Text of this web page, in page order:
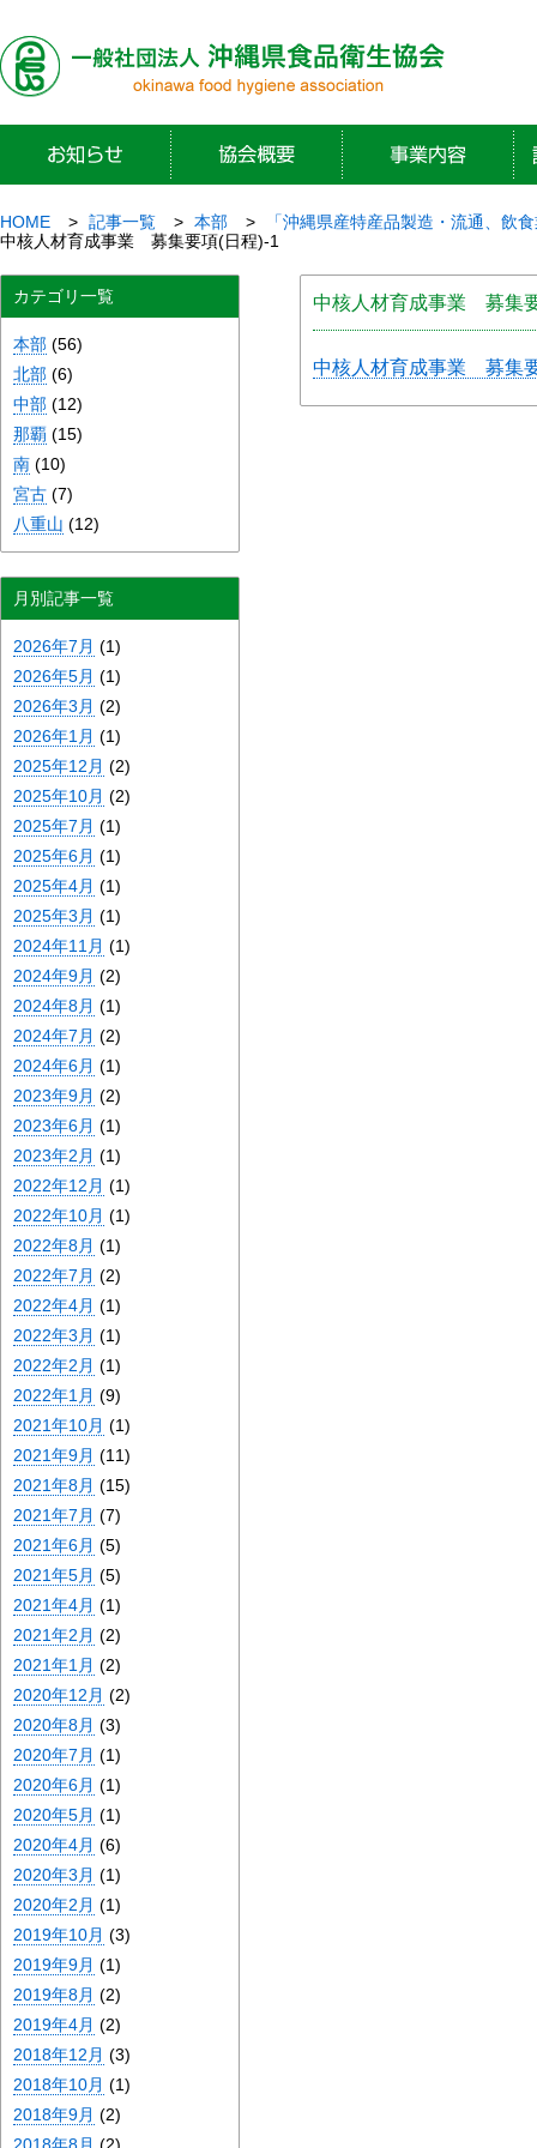
HOME 記事一覧 本部
「沖縄県産特産品製造・流通、飲
中核人材育成事業 募集要項(日程)-1
カテゴリ一覧
本部 (56)
北部 (6)
中部 (12)
那覇 (15)
南 (10)
宮古 (7)
八重山 (12)
月別記事一覧
2026年7月 (1)
2026年5月 (1)
2026年3月 (2)
2026年1月 (1)
2025年12月 (2)
2025年10月 (2)
2025年7月 (1)
2025年6月 (1)
2025年4月 (1)
2025年3月 (1)
2024年11月 (1)
2024年9月 (2)
2024年8月 (1)
2024年7月 (2)
2024年6月 (1)
2023年9月 (2)
2023年6月 (1)
2023年2月 (1)
2022年12月 (1)
2022年10月 (1)
2022年8月 (1)
2022年7月 (2)
2022年4月 (1)
2022年3月 (1)
2022年2月 (1)
2022年1月 (9)
2021年10月 (1)
2021年9月 (11)
2021年8月 (15)
2021年7月 (7)
2021年6月 (5)
2021年5月 (5)
2021年4月 (1)
2021年2月 (2)
2021年1月 (2)
2020年12月 (2)
2020年8月 (3)
2020年7月 (1)
2020年6月 (1)
2020年5月 (1)
2020年4月 (6)
2020年3月 (1)
2020年2月 (1)
2019年10月 (3)
2019年9月 (1)
2019年8月 (2)
2019年4月 (2)
2018年12月 (3)
2018年10月 (1)
2018年9月 (2)
中核人材育成事業 募集
中核人材育成事業 募集